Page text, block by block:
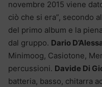
novembre 2015 viene
ciò che si era”, secondo
del primo album e la
dal gruppo. Dario
Minimoog, Casiotone,
percussioni. Davide Di
batteria, basso, chitarra